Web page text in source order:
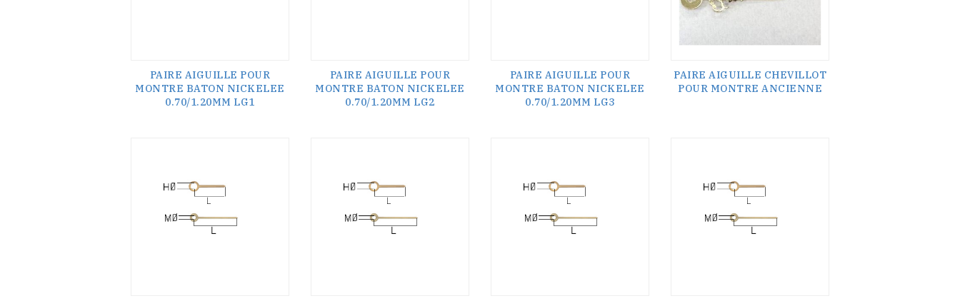
PAIRE AIGUILLE POUR
MONTRE BATON NICKELEE
0.70/1.20MM LG1
PAIRE AIGUILLE POUR
MONTRE BATON NICKELEE
0.70/1.20MM LG2
PAIRE AIGUILLE POUR
MONTRE BATON NICKELEE
0.70/1.20MM LG3
PAIRE AIGUILLE CHEVILLOT
POUR MONTRE ANCIENNE